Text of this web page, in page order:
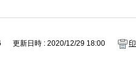
更新日時 : 2020/12/29 18:00